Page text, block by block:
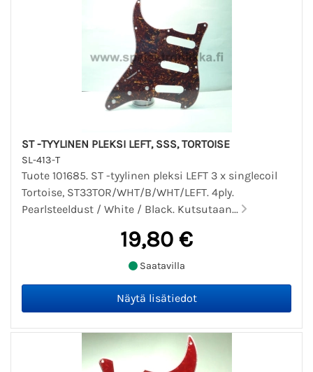
ST -TYYLINEN PLEKSI LEFT, SSS, TORTOISE
SL-413-T
Tuote 101685. ST -tyylinen pleksi LEFT 3 x singlecoil
Tortoise, ST33TOR/WHT/B/WHT/LEFT. 4ply.
Pearlsteeldust / White / Black. Kutsutaan...
19,80 €
Saatavilla